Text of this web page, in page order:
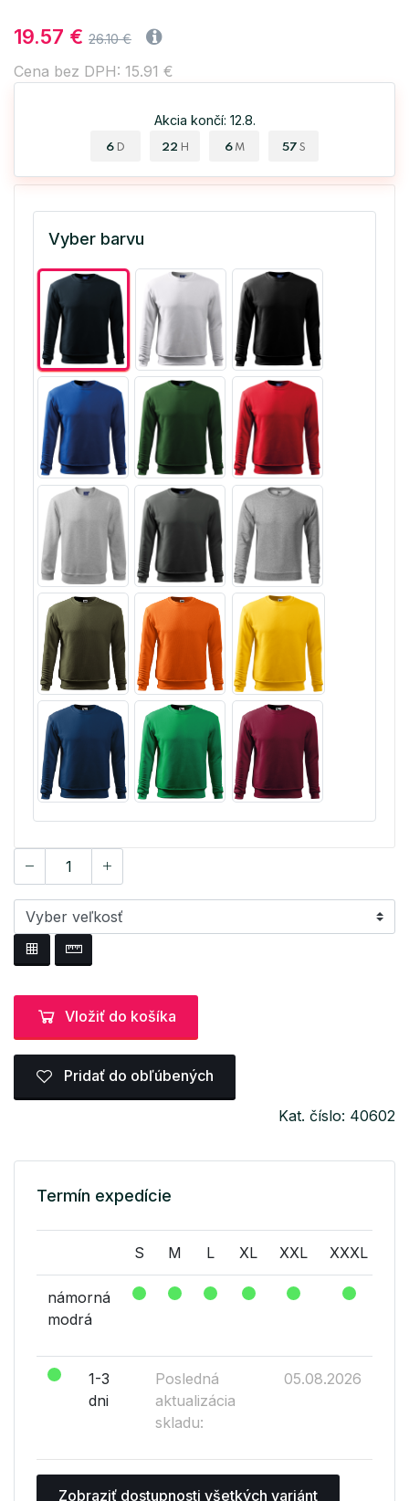
19.57 € 26.10 €
Cena bez DPH: 15.91 €
Akcia končí: 12.8.
6 D 22 H 6 M 56 S
Vyber barvu
Vložiť do košíka
Pridať do obľúbených
Kat. číslo: 40602
Termín expedície
S M L XL XXL XXXL
námorná
modrá
1-3
dni
Posledná
aktualizácia
skladu:
05.08.2026
Zobraziť dostupnosti všetkých variánt